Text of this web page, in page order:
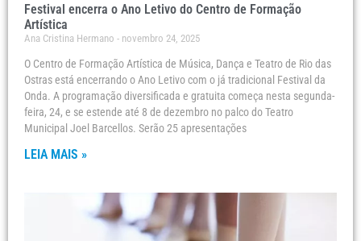
Festival encerra o Ano Letivo do Centro de Formação
Artística
Ana Cristina Hermano novembro 24, 2025
O Centro de Formação Artística de Música, Dança e Teatro de Rio das
Ostras está encerrando o Ano Letivo com o já tradicional Festival da
Onda. A programação diversificada e gratuita começa nesta segunda-
feira, 24, e se estende até 8 de dezembro no palco do Teatro
Municipal Joel Barcellos. Serão 25 apresentações
LEIA MAIS »